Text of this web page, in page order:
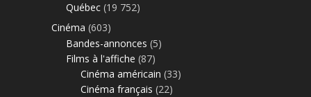
Québec (19 752)
Cinéma (603)
Bandes-annonces (5)
Films à l'affiche (87)
Cinéma américain (33)
Cinéma français (22)